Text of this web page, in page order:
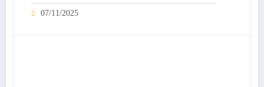
07/11/2025